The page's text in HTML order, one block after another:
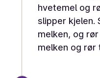
hvetemel og
slipper kjelen.
melken, og
melken og rør